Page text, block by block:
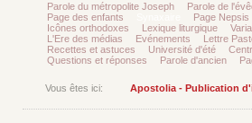
Parole du métropolite Joseph Parole de
Page des enfants
Page Nepsis
Icônes orthodoxes
Lexique liturgique Varia
L'Ere des médias
Evénements Lettre
Recettes et astuces
Université d'été
Questions et réponses
Parole d'ancien
Vous êtes ici: Apostolia - Publication